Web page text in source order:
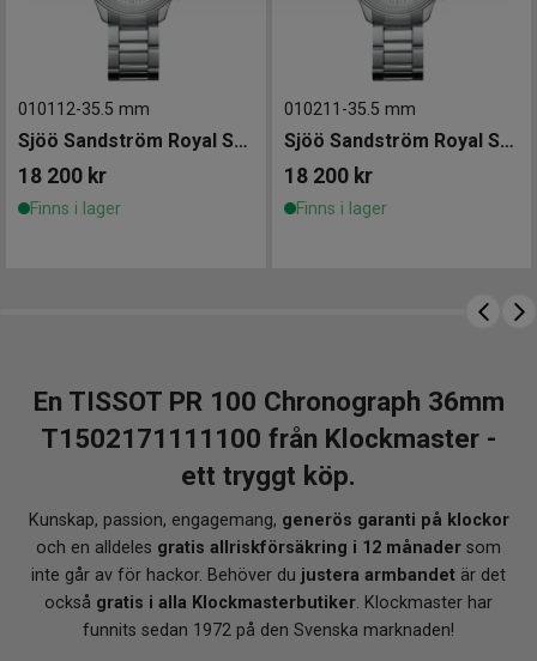
Kronograf med central sekundvisare,
30‑minutersräknare och
tidtagning
Datumvisning och EOL‑indikator (batteriets
slutvarning)
Varför Klockmaster?
När du köper din TISSOT PR 100 Chronograph hos
Klockmaster handlar du tryggt av en
. Du får alltidgaranterat äkta produkter
gratis 12 månaders försäkring,gratis justering av
armband i valfri Klockmasterbutiksamtfri frakt över
1 000 kr . En schweizisk kronograf med tidlös
design, kombinerad med personlig service och full
trygghet.
010112-35.5 mm
Sjöö Sandström Royal Steel Chronograph 35mm
18 200 kr
Finns i lager
010211 -35.5 mm
Sjöö Sandström Royal Steel Chronograph 35,5mm
18 200 kr
Finns i lager
En TISSOT PR 100 Chronograph 36mm
T1502171111100 från Klockmaster -
ett tryggt köp.
Kunskap, passion, engagemang, generös garanti på klockor
och en alldeles gratis allriskförsäkring i 12 månader som
inte går av för hackor. Behöver du justera armbandet är det
också gratis i alla Klockmasterbutiker. Klockmaster har
funnits sedan 1972 på den Svenska marknaden!